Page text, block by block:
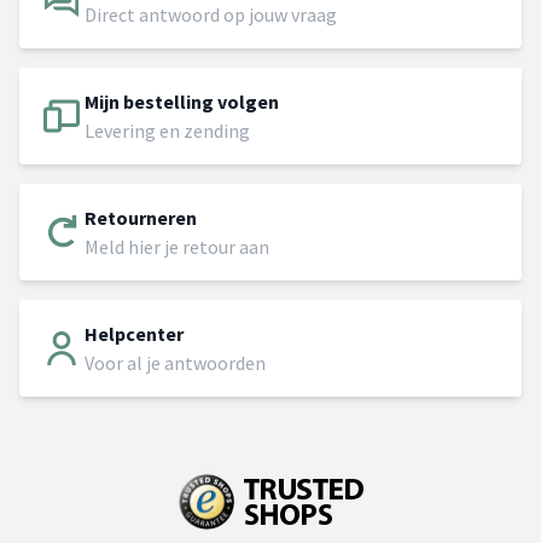
Direct antwoord op jouw vraag
Mijn bestelling volgen
Levering en zending
Retourneren
Meld hier je retour aan
Helpcenter
Voor al je antwoorden